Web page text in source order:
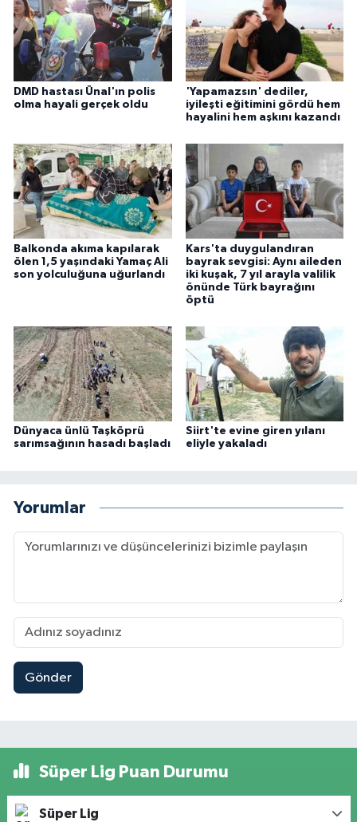
DMD hastası Ünal'ın polis
olma hayali gerçek oldu
'Yapamazsın' dediler,
iyileşti eğitimini gördü hem
hayalini hem aşkını kazandı
Balkonda akıma kapılarak
ölen 1,5 yaşındaki Yamaç Ali
son yolculuğuna uğurlandı
Kars'ta duygulandıran
bayrak sevgisi: Aynı aileden
iki kuşak, 7 yıl arayla valilik
önünde Türk bayrağını
öptü
Dünyaca ünlü Taşköprü
sarımsağının hasadı başladı
Siirt'te evine giren yılanı
eliyle yakaladı
Yorumlar
Gönder
Süper Lig Puan Durumu
Süper Lig